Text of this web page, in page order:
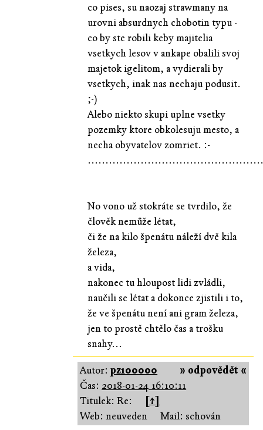
co pises, su naozaj strawmany na
urovni absurdnych chobotin typu -
co by ste robili keby majitelia
vsetkych lesov v ankape obalili svoj
majetok igelitom, a vydierali by
vsetkych, inak nas nechaju podusit.
;-)
Alebo niekto skupi uplne vsetky
pozemky ktore obkolesuju mesto, a
necha obyvatelov zomriet. :-
No vono už stokráte se tvrdilo, že
člověk nemůže létat,
či že na kilo špenátu náleží dvě kila
železa,
a vida,
nakonec tu hloupost lidi zvládli,
naučili se létat a dokonce zjistili i to,
že ve špenátu není ani gram železa,
jen to prostě chtělo čas a trošku
snahy...
» odpovědět «
Autor:pz100000
Čas: 2018-01-24 16:10:11
Titulek: Re:
[↑]
Web: neuveden
Mail: schován